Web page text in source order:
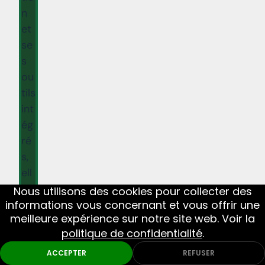
Nous utilisons des cookies pour collecter des
informations vous concernant et vous offrir une
meilleure expérience sur notre site web. Voir la
politique de confidentialité.
ACCEPTER REFUSER
n
et
se
s
ou
tils
int
ég
ré
s,
ell
e
s’a
dr